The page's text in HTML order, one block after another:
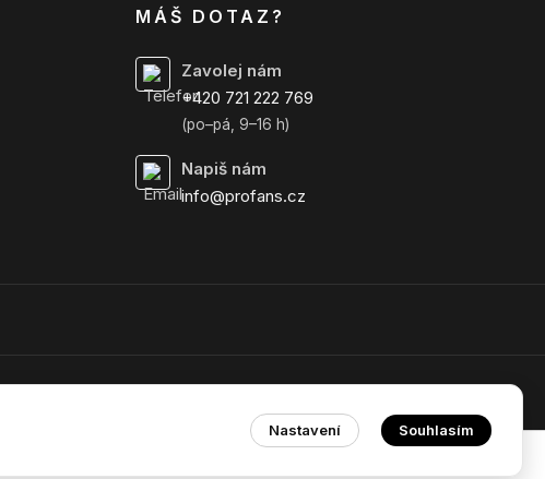
MÁŠ DOTAZ?
Zavolej nám
+420 721 222 769
(po–pá, 9–16 h)
Napiš nám
info@profans.cz
Nastavení Souhlasím